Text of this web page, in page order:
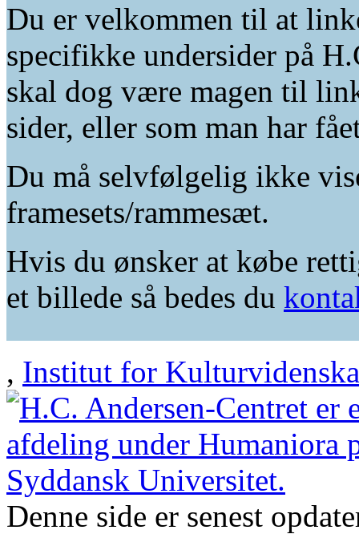
Du er velkommen til at
specifikke undersider på
skal dog være magen til
sider, eller som man har
Du må selvfølgelig ikke
framesets/rammesæt.
Hvis du ønsker at købe
et billede så bedes du
, Institut for
Denne side er senest